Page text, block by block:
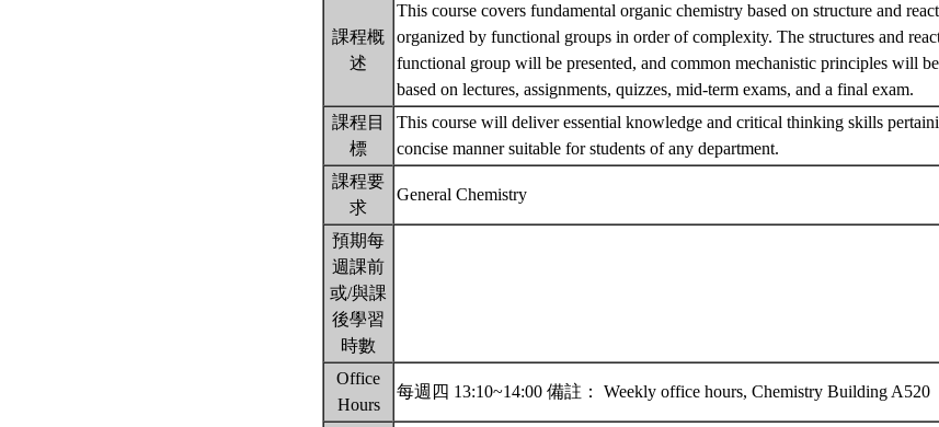
課程概
述
This course covers fundamental organic chemistry based on structure and
organized by functional groups in order of complexity. The structures and
functional group will be presented, and common mechanistic principles will
based on lectures, assignments, quizzes, mid-term exams, and a final exam.
課程目
標
This course will deliver essential knowledge and critical thinking skills
concise manner suitable for students of any department.
課程要
求
General Chemistry
預期每
週課前
或/與課
後學習
時數
Office
Hours
每週四 13:10~14:00 備註： Weekly office hours, Chemistry Building A520